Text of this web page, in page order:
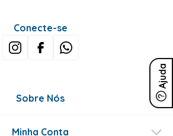
Ajuda
Conecte-se
Sobre Nós
Minha Conta